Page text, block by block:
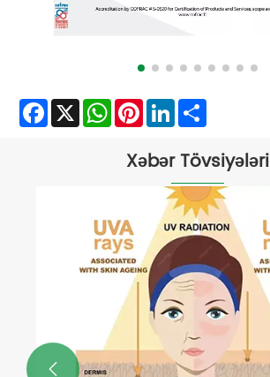
Facebook
X WhatsApp
Pinterest
LinkedIn
Xəbər Tövsiyələri
